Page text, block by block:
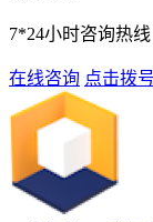
7*24小时咨询热线
在线咨询 点击拨号